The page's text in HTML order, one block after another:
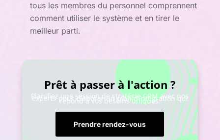
tous les membres du personnel comprennent
comment utiliser le système et en tirer le
meilleur parti.
Prêt à passer à l'action ?
Planifiez une session de stratégie CRM avec nos
experts pour élaborer un plan d’intégration qui
répond à vos besoins uniques.
Prendre rendez-vous